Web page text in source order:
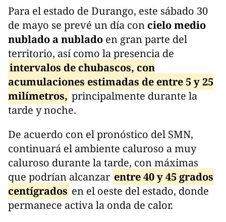
Para el estado de Durango, este sábado 30
de mayo se prevé un día con cielo medio
nublado a nublado en gran parte del
territorio, así como la presencia de
intervalos de chubascos, con
acumulaciones estimadas de entre 5 y 25
milímetros, principalmente durante la
tarde y noche.
De acuerdo con el pronóstico del SMN,
continuará el ambiente caluroso a muy
caluroso durante la tarde, con máximas
que podrían alcanzar entre 40 y 45 grados
centígrados en el oeste del estado, donde
permanece activa la onda de calor.